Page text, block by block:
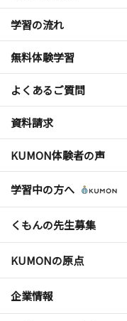
学習の流れ
無料体験学習
よくあるご質問
資料請求
KUMON体験者の声
学習中の方へ
くもんの先生募集
KUMONの原点
企業情報